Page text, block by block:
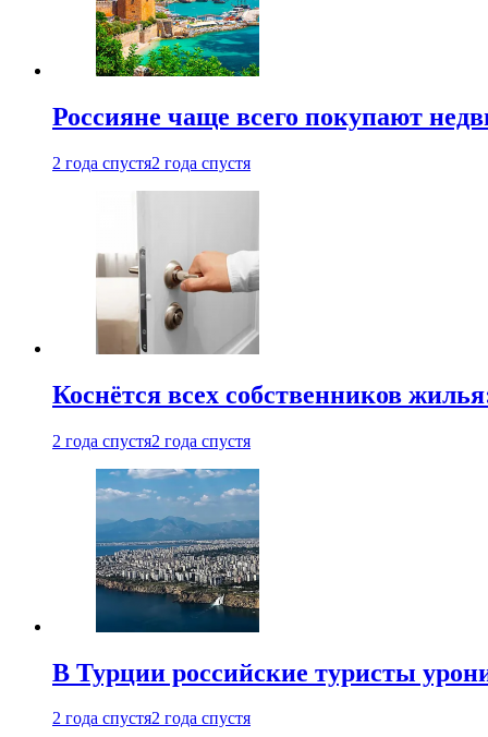
Россияне чаще всего покупают
2 года спустя2 года спустя
Коснётся всех собственников
2 года спустя2 года спустя
В Турции российские туристы
2 года спустя2 года спустя